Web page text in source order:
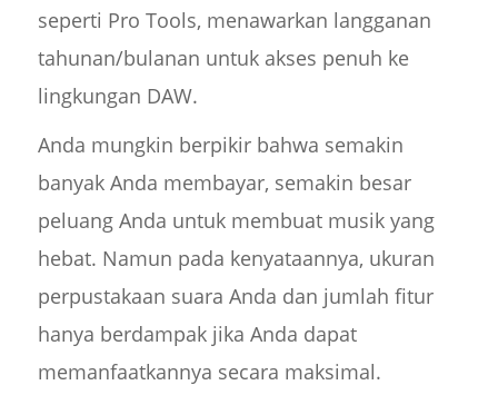
seperti Pro Tools, menawarkan langganan
tahunan/bulanan untuk akses penuh ke
lingkungan DAW.
Anda mungkin berpikir bahwa semakin
banyak Anda membayar, semakin besar
peluang Anda untuk membuat musik yang
hebat. Namun pada kenyataannya, ukuran
perpustakaan suara Anda dan jumlah fitur
hanya berdampak jika Anda dapat
memanfaatkannya secara maksimal.